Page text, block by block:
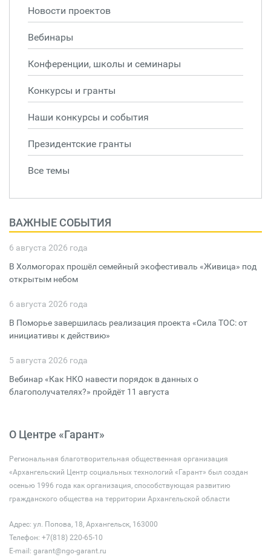
Новости проектов
Вебинары
Конференции, школы и семинары
Конкурсы и гранты
Наши конкурсы и события
Президентские гранты
Все темы
ВАЖНЫЕ СОБЫТИЯ
6 августа 2026 года
В Холмогорах прошёл семейный экофестиваль «Живица» под
открытым небом
6 августа 2026 года
В Поморье завершилась реализация проекта «Сила ТОС: от
инициативы к действию»
5 августа 2026 года
Вебинар «Как НКО навести порядок в данных о
благополучателях?» пройдёт 11 августа
О Центре «Гарант»
Региональная благотворительная общественная организация
«Архангельский Центр социальных технологий «Гарант» был создан
осенью 1996 года как организация, способствующая развитию
гражданского общества на территории Архангельской области
Адрес: ул. Попова, 18, Архангельск, 163000
Телефон: +7(818) 220-65-10
E-mail: garant@ngo-garant.ru